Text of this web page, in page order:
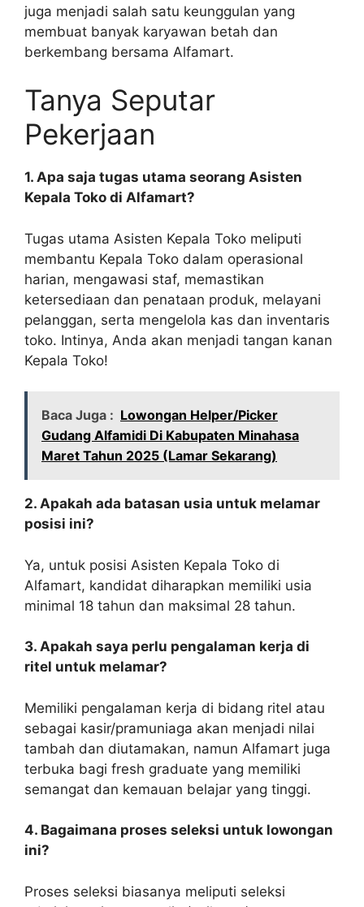
juga menjadi salah satu keunggulan yang
membuat banyak karyawan betah dan
berkembang bersama Alfamart.
Tanya Seputar
Pekerjaan
1. Apa saja tugas utama seorang Asisten
Kepala Toko di Alfamart?
Tugas utama Asisten Kepala Toko meliputi
membantu Kepala Toko dalam operasional
harian, mengawasi staf, memastikan
ketersediaan dan penataan produk, melayani
pelanggan, serta mengelola kas dan inventaris
toko. Intinya, Anda akan menjadi tangan kanan
Kepala Toko!
Baca Juga : Lowongan Helper/Picker
Gudang Alfamidi Di Kabupaten Minahasa
Maret Tahun 2025 (Lamar Sekarang)
2. Apakah ada batasan usia untuk melamar
posisi ini?
Ya, untuk posisi Asisten Kepala Toko di
Alfamart, kandidat diharapkan memiliki usia
minimal 18 tahun dan maksimal 28 tahun.
3. Apakah saya perlu pengalaman kerja di
ritel untuk melamar?
Memiliki pengalaman kerja di bidang ritel atau
sebagai kasir/pramuniaga akan menjadi nilai
tambah dan diutamakan, namun Alfamart juga
terbuka bagi fresh graduate yang memiliki
semangat dan kemauan belajar yang tinggi.
4. Bagaimana proses seleksi untuk lowongan
ini?
Proses seleksi biasanya meliputi seleksi